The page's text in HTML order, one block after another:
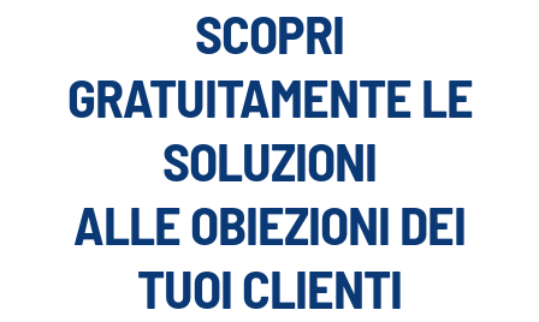
SCOPRI
GRATUITAMENTE LE
SOLUZIONI
ALLE OBIEZIONI DEI
TUOI CLIENTI